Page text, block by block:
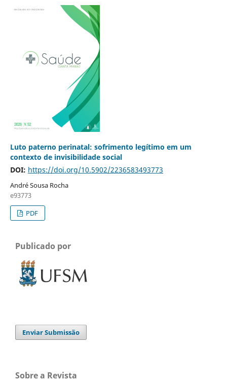
Luto paterno perinatal: sofrimento legítimo em um
contexto de invisibilidade social
DOI: https://doi.org/10.5902/2236583493773
André Sousa Rocha
e93773
PDF
Publicado por
Enviar Submissão
Sobre a Revista